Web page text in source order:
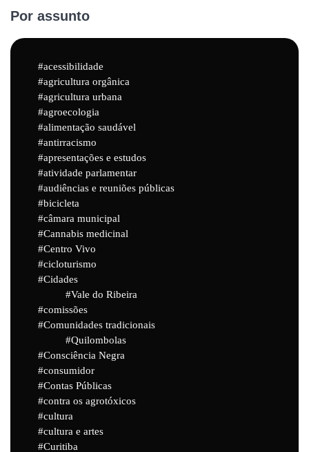
Por assunto
acessibilidade
agricultura orgânica
agricultura urbana
agroecologia
alimentação saudável
antirracismo
apresentações e estudos
atividade parlamentar
audiências e reuniões públicas
bicicleta
câmara municipal
Cannabis medicinal
Centro Vivo
cicloturismo
Cidades
Vale do Ribeira
comissões
Comunidades tradicionais
Quilombolas
Consciência Negra
consumidor
Contas Públicas
contra os agrotóxicos
cultura
cultura e artes
Curitiba